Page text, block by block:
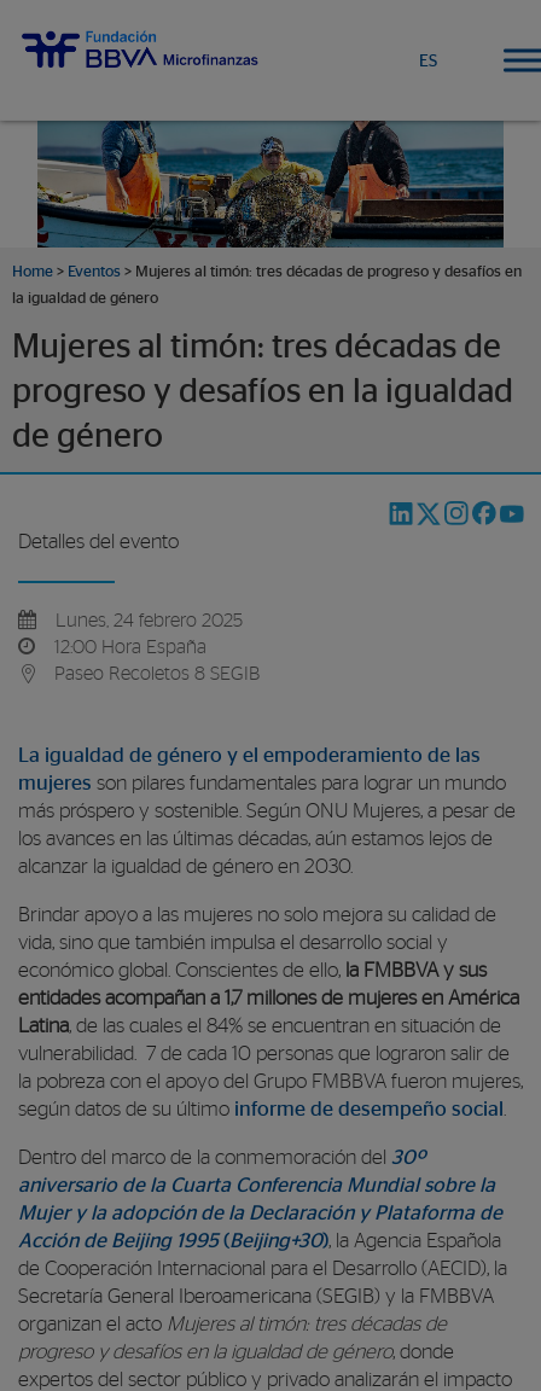
ES
Home > Eventos > Mujeres al timón: tres décadas de progreso y desafíos en
la igualdad de género
Mujeres al timón: tres décadas de
progreso y desafíos en la igualdad
de género
Detalles del evento
Lunes, 24 febrero 2025
12:00 Hora España
Paseo Recoletos 8 SEGIB
La igualdad de género y el empoderamiento de las
mujeres son pilares fundamentales para lograr un mundo
más próspero y sostenible. Según ONU Mujeres, a pesar de
los avances en las últimas décadas, aún estamos lejos de
alcanzar la igualdad de género en 2030.
Brindar apoyo a las mujeres no solo mejora su calidad de
vida, sino que también impulsa el desarrollo social y
económico global. Conscientes de ello, la FMBBVA y sus
entidades acompañan a 1,7 millones de mujeres en América
Latina, de las cuales el 84% se encuentran en situación de
vulnerabilidad. 7 de cada 10 personas que lograron salir de
la pobreza con el apoyo del Grupo FMBBVA fueron mujeres,
según datos de su último informe de desempeño social
Dentro del marco de la conmemoración del 30º
aniversario de la Cuarta Conferencia Mundial sobre la
Mujer y la adopción de la Declaración y Plataforma de
Acción de Beijing 1995(Beijing+30), la Agencia Española
de Cooperación Internacional para el Desarrollo (AECID), la
Secretaría General Iberoamericana (SEGIB) y la FMBBVA
organizan el acto Mujeres al timón: tres décadas de
progreso y desafíos en la igualdad de género, donde
expertos del sector público y privado analizarán el impacto